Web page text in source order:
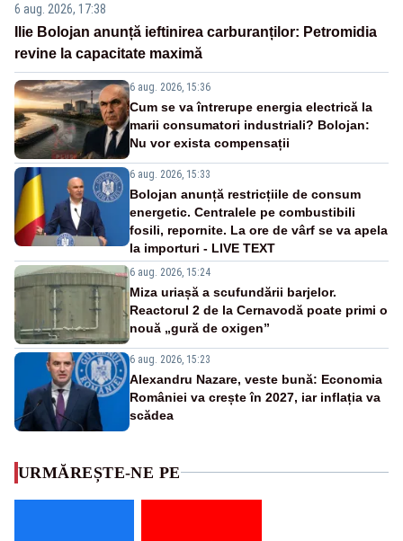
6 aug. 2026, 17:38
Ilie Bolojan anunță ieftinirea carburanților: Petromidia
revine la capacitate maximă
6 aug. 2026, 15:36
Cum se va întrerupe energia electrică la
marii consumatori industriali? Bolojan:
Nu vor exista compensații
6 aug. 2026, 15:33
Bolojan anunță restricțiile de consum
energetic. Centralele pe combustibili
fosili, repornite. La ore de vârf se va apela
la importuri - LIVE TEXT
6 aug. 2026, 15:24
Miza uriașă a scufundării barjelor.
Reactorul 2 de la Cernavodă poate primi o
nouă „gură de oxigen”
6 aug. 2026, 15:23
Alexandru Nazare, veste bună: Economia
României va crește în 2027, iar inflația va
scădea
URMĂREȘTE-NE PE